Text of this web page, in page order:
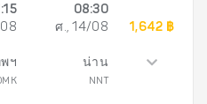
พฯ
08:30
ศ., 14/08
น่าน
NNT
1,642 ฿